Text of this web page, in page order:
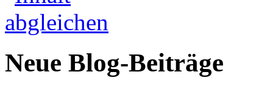
Neue Blog-Beiträge